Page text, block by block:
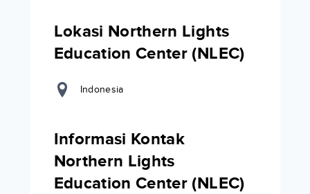
Lokasi Northern Lights
Education Center (NLEC)
Indonesia
Informasi Kontak
Northern Lights
Education Center (NLEC)